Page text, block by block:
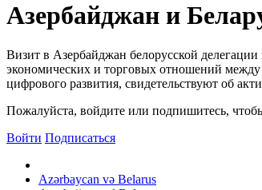
Азербайджан и
Визит в Азербайджан белорусской
экономических и торговых отношений между
цифрового развития, свидетельствуют об
Пожалуйста, войдите или подпишитесь,
Войти Подписаться
Azərbaycan və Belarus